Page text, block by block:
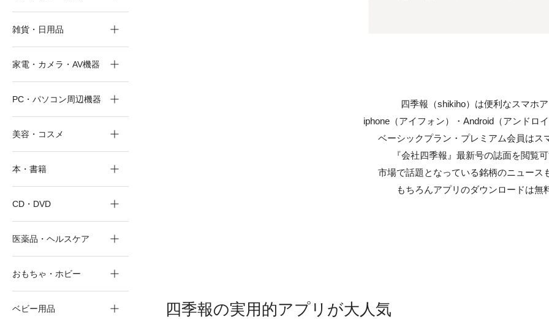
四季報（shikiho）は便利なスマホ
iphone（アイフォン）・Android（アンドロ
ベーシックプラン・プレミアム会員はス
『会社四季報』最新号の誌面を閲覧
市場で話題となっている銘柄のニュース
もちろんアプリのダウンロードは無
四季報の実用的アプリが大人気
雑貨・日用品
家電・カメラ・AV機器
PC・パソコン周辺機器
美容・コスメ
本・書籍
CD・DVD
医薬品・ヘルスケア
おもちゃ・ホビー
ベビー用品